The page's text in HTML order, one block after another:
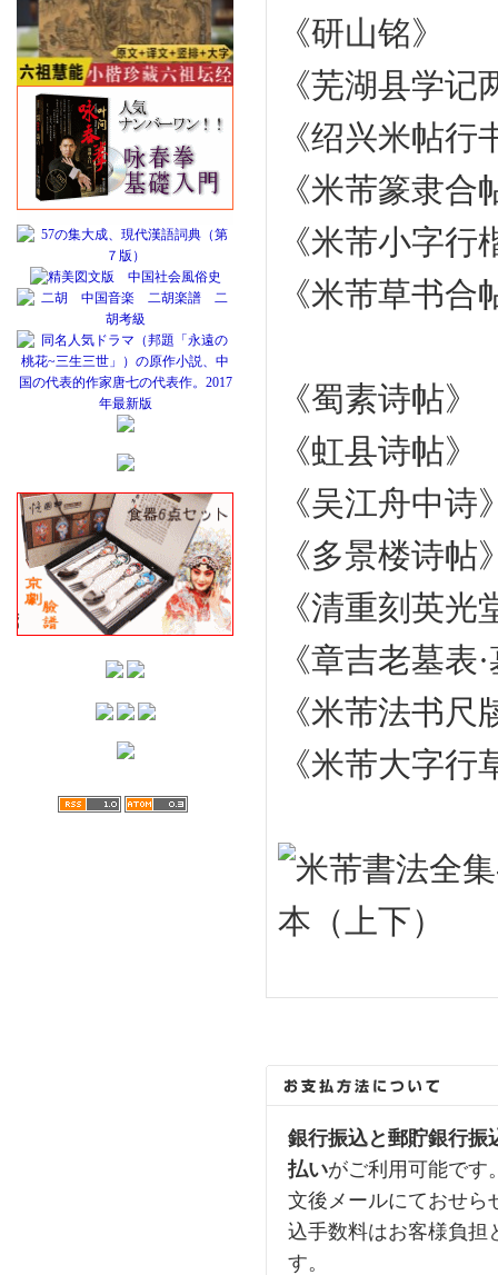
《研山铭》
《芜湖县学记
《绍兴米帖行
《米芾篆隶合
《米芾小字行
《米芾草书合
《蜀素诗帖》
《虹县诗帖》
《吴江舟中诗
《多景楼诗帖
《清重刻英光
《章吉老墓表
《米芾法书尺
《米芾大字行
銀行振込と郵貯銀行振
払いがご利用可能です
文後メールにておせら
込手数料はお客様負担
す。